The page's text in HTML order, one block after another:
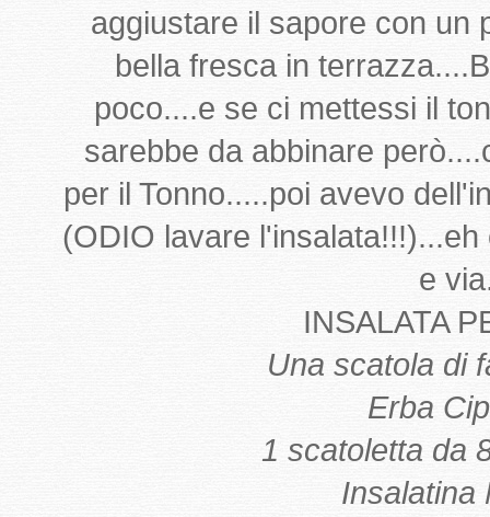
aggiustare il sapore con un
bella fresca in
poco....e se ci mettessi il
sarebbe da abbinare
per il Tonno.....poi avevo
(ODIO lavare
e
INSALATA
Una scatola di
Erba
1 scatoletta da
Insalatina